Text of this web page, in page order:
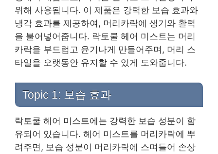
위해 사용됩니다. 이 제품은 강력한 보습 효과와
냉각 효과를 제공하여, 머리카락에 생기와 활력
을 불어넣어줍니다. 락토쿨 헤어 미스트는 머리
카락을 부드럽고 윤기나게 만들어주며, 머리 스
타일을 오랫동안 유지할 수 있게 도와줍니다.
Topic 1: 보습 효과
락토쿨 헤어 미스트에는 강력한 보습 성분이 함
유되어 있습니다. 헤어 미스트를 머리카락에 뿌
려주면, 보습 성분이 머리카락에 스며들어 손상